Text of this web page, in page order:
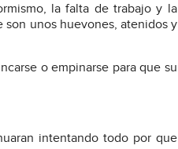
la falta de trabajo y la
unos huevones, atenidos y
o empinarse para que su
intentando todo por que